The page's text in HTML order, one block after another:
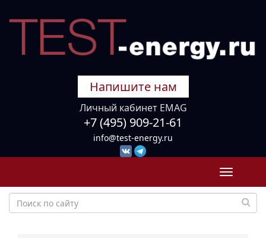
Напишите нам
Личный кабинет EMAG
+7 (495) 909-21-61
info@test-energy.ru
Toggle